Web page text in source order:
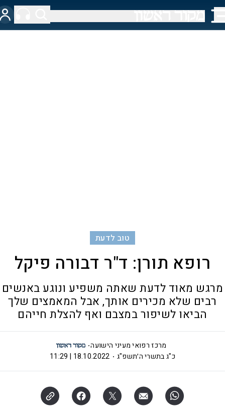
טוב לדעת
רופא תורן: ד"ר דבורה פיקל
מרגש מאוד לדעת שאתה משפיע ונוגע באנשים
רבים שלא מכירים אותך, אבל המאמצים שלך
הביאו לשיפור במצבם ואף להצלת חייהם
מרכז רפואי מעיני הישועה
כ"ג בתשרי ה׳תשפ"ג
18.10.2022 | 11:29